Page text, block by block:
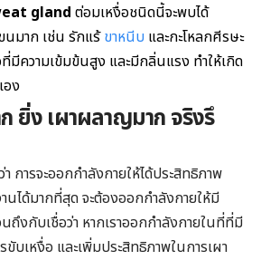
gland ต่อมเหงื่อชนิดนี้จะพบได้
มาก เช่น รักแร้ขาหนีบ และกะโหลกศีรษะ
ที่มีความเข้มข้นสูง และมีกลิ่นแรง ทำให้เกิด
ง
ยิ่ง เผาผลาญมาก จริงรึ
การจะออกกำลังกายให้ได้ประสิทธิภาพ
ได้มากที่สุด จะต้องออกกำลังกายให้มี
ถึงกับเชื่อว่า หากเราออกกำลังกายในที่ที่มี
ขับเหงื่อ และเพิ่มประสิทธิภาพในการเผา